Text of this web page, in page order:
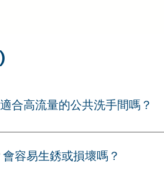
合高流量的公共洗手間嗎？
（Phenolic Compact Laminate）
極易清潔維護。非常適合商場、寫
容易生銹或損壞嗎？